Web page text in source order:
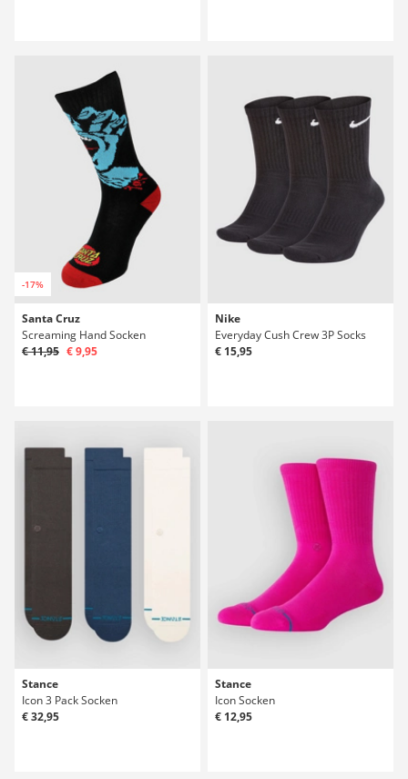
-17%
Santa Cruz
Screaming Hand Socken
€ 11,95 € 9,95
Nike
Everyday Cush Crew 3P Socks
€ 15,95
Stance
Icon 3 Pack Socken
€ 32,95
Stance
Icon Socken
€ 12,95